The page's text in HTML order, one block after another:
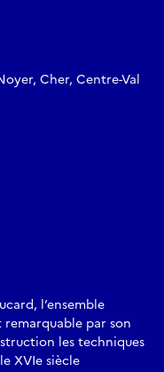
Cher, Centre-Val
l‘ensemble
par son
les techniques
XVIe siècle